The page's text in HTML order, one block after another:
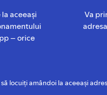
aceeași
– orice
Va
locuiți amândoi la aceeași